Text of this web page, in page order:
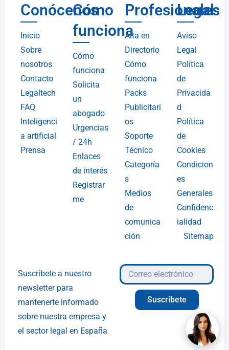
Conócenos
Inicio
Sobre
nosotros
Contacto
Legaltech
FAQ
Inteligenci
a artificial
Prensa
Cómo
funciona
Cómo
funciona
Solicita
un
abogado
Urgencias
/ 24h
Enlaces
de interés
Registrar
me
Profesionales
Alta en
Directorio
Cómo
funciona
Packs
Publicitari
os
Soporte
Técnico
Categoría
s
Medios
de
comunica
ción
Legal
Aviso
Legal
Política
de
Privacida
d
Política
de
Cookies
Condicion
es
Generales
Confidenc
ialidad
Sitemap
Suscríbete a nuestro
newsletter para
mantenerte informado
sobre nuestra empresa y
el sector legal en España
Suscríbete